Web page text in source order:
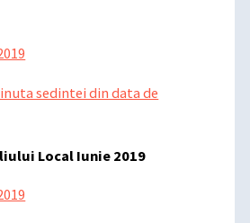
sedintei din data de
Local Iunie 2019